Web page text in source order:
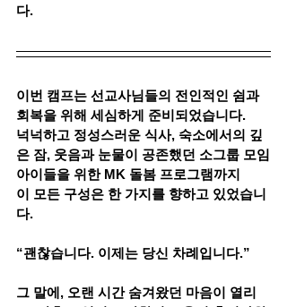
다.
이번 캠프는 선교사님들의 전인적인 쉼과
회복을 위해 세심하게 준비되었습니다.
넉넉하고 정성스러운 식사, 숙소에서의 깊
은 잠, 웃음과 눈물이 공존했던 소그룹 모임
아이들을 위한 MK 돌봄 프로그램까지
이 모든 구성은 한 가지를 향하고 있었습니
다.
“괜찮습니다. 이제는 당신 차례입니다.”
그 말에, 오랜 시간 숨겨왔던 마음이 열리